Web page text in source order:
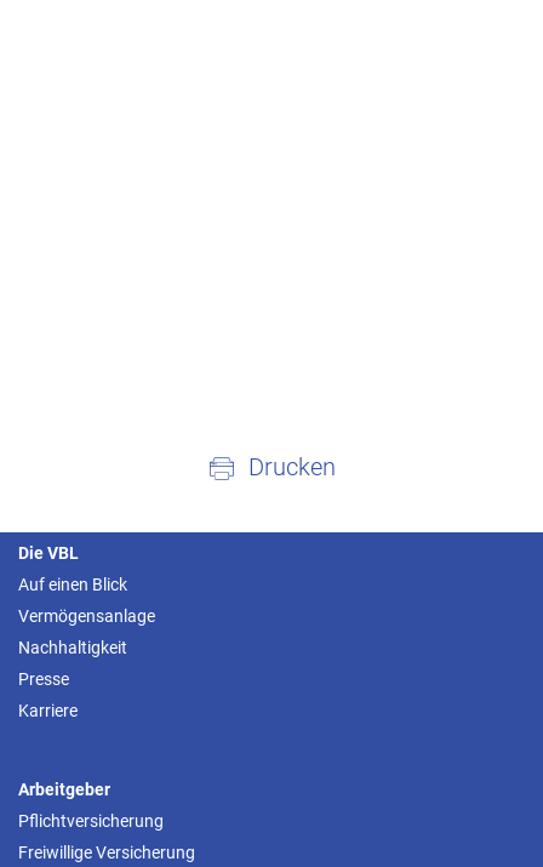
Drucken
Die VBL
Auf einen Blick
Vermögensanlage
Nachhaltigkeit
Presse
Karriere
Arbeitgeber
Pflichtversicherung
Freiwillige Versicherung